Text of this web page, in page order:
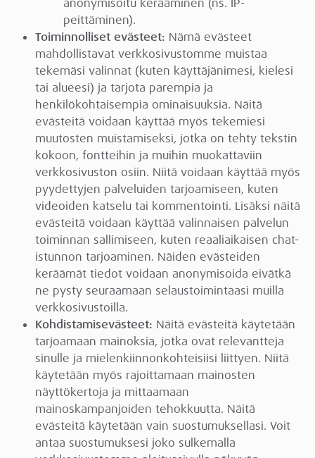
anonymisoitu kerääminen (ns. IP-
peittäminen).
Toiminnolliset evästeet: Nämä evästeet
mahdollistavat verkkosivustomme muistaa
tekemäsi valinnat (kuten käyttäjänimesi, kielesi
tai alueesi) ja tarjota parempia ja
henkilökohtaisempia ominaisuuksia. Näitä
evästeitä voidaan käyttää myös tekemiesi
muutosten muistamiseksi, jotka on tehty tekstin
kokoon, fontteihin ja muihin muokattaviin
verkkosivuston osiin. Niitä voidaan käyttää myös
pyydettyjen palveluiden tarjoamiseen, kuten
videoiden katselu tai kommentointi. Lisäksi näitä
evästeitä voidaan käyttää valinnaisen palvelun
toiminnan sallimiseen, kuten reaaliaikaisen chat-
istunnon tarjoaminen. Näiden evästeiden
keräämät tiedot voidaan anonymisoida eivätkä
ne pysty seuraamaan selaustoimintaasi muilla
verkkosivustoilla.
Kohdistamisevästeet: Näitä evästeitä käytetään
tarjoamaan mainoksia, jotka ovat relevantteja
sinulle ja mielenkiinnonkohteisiisi liittyen. Niitä
käytetään myös rajoittamaan mainosten
näyttökertoja ja mittaamaan
mainoskampanjoiden tehokkuutta. Näitä
evästeitä käytetään vain suostumuksellasi. Voit
antaa suostumuksesi joko sulkemalla